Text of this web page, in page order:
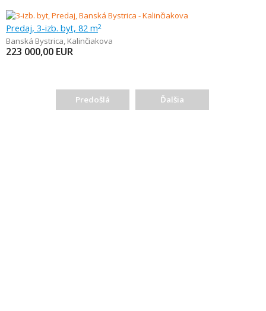
Predaj, 3-izb. byt, 82 m2
Banská Bystrica, Kalinčiakova
223 000,00 EUR
Predošlá Ďalšia